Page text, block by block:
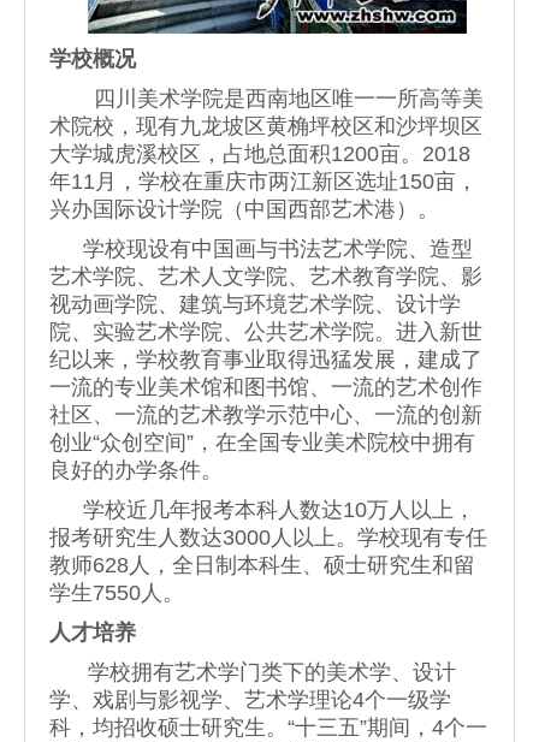
学校概况
四川美术学院是西南地区唯一一所高等美
术院校，现有九龙坡区黄桷坪校区和沙坪坝区
大学城虎溪校区，占地总面积1200亩。2018
年11月，学校在重庆市两江新区选址150亩，
兴办国际设计学院（中国西部艺术港）。
学校现设有中国画与书法艺术学院、造型
艺术学院、艺术人文学院、艺术教育学院、影
视动画学院、建筑与环境艺术学院、设计学
院、实验艺术学院、公共艺术学院。进入新世
纪以来，学校教育事业取得迅猛发展，建成了
一流的专业美术馆和图书馆、一流的艺术创作
社区、一流的艺术教学示范中心、一流的创新
创业“众创空间”，在全国专业美术院校中拥有
良好的办学条件。
学校近几年报考本科人数达10万人以上，
报考研究生人数达3000人以上。学校现有专任
教师628人，全日制本科生、硕士研究生和留
学生7550人。
人才培养
学校拥有艺术学门类下的美术学、设计
学、戏剧与影视学、艺术学理论4个一级学
科，均招收硕士研究生。“十三五”期间，4个一